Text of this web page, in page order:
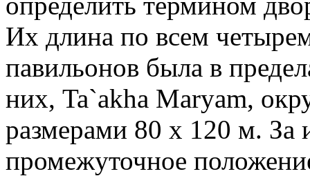
Их длина по всем
павильонов была в
них, Ta`akha Maryam,
размерами 80 х 120 м.
промежуточное